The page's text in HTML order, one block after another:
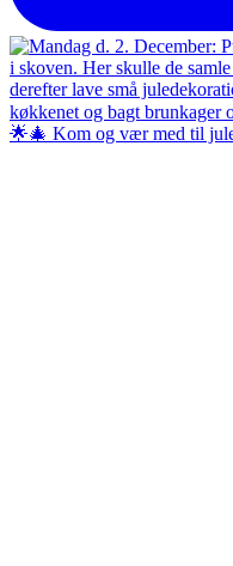
🌟🎄 Kom og vær med til